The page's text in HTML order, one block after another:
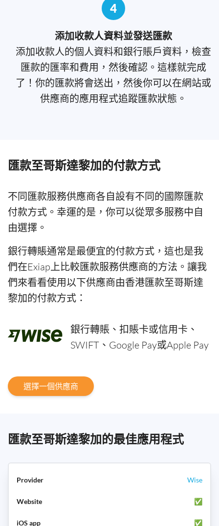
4
添加收款人資料並發送匯款
添加收款人的個人資料和銀行賬戶資料，檢查
匯款的匯率和費用，然後確認。這樣就完成
了！你的匯款將會送出，然後你可以在網站或
供應商的應用程式追蹤匯款狀態。
匯款至哥斯達黎加的付款方式
不同匯款服務供應商各自設有不同的國際匯款
付款方式。幸運的是，你可以從眾多服務中自
由選擇。
銀行轉賬通常是最便宜的付款方式，這也是我
們在Exiap上比較匯款服務供應商的方法。讓我
們來看看使用以下供應商由香港匯款至哥斯達
黎加的付款方式：
銀行轉賬、扣賬卡或信用卡、
SWIFT、Google Pay或Apple Pay
選擇一個供應商
匯款至哥斯達黎加的最佳應用程式
Wise
✅
✅